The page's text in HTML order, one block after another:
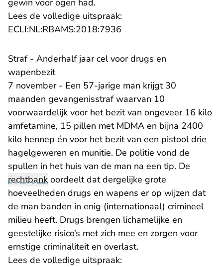
gewin voor ogen had.
Lees de volledige uitspraak:
ECLI:NL:RBAMS:2018:7936
Straf - Anderhalf jaar cel voor drugs en
wapenbezit
7 november - Een 57-jarige man krijgt 30
maanden gevangenisstraf waarvan 10
voorwaardelijk voor het bezit van ongeveer 16 kilo
amfetamine, 15 pillen met MDMA en bijna 2400
kilo hennep én voor het bezit van een pistool drie
hagelgeweren en munitie. De politie vond de
spullen in het huis van de man na een tip. De
rechtbank oordeelt dat dergelijke grote
hoeveelheden drugs en wapens er op wijzen dat
de man banden in enig (internationaal) crimineel
milieu heeft. Drugs brengen lichamelijke en
geestelijke risico’s met zich mee en zorgen voor
ernstige criminaliteit en overlast.
Lees de volledige uitspraak: